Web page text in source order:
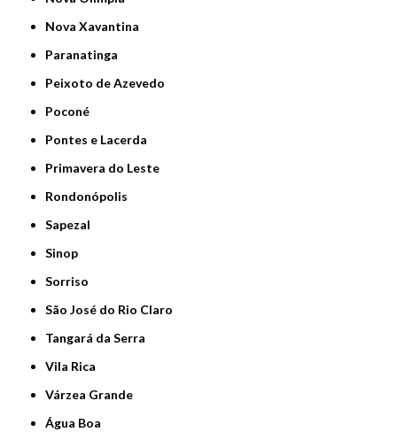
Nova Xavantina
Paranatinga
Peixoto de Azevedo
Poconé
Pontes e Lacerda
Primavera do Leste
Rondonópolis
Sapezal
Sinop
Sorriso
São José do Rio Claro
Tangará da Serra
Vila Rica
Várzea Grande
Água Boa